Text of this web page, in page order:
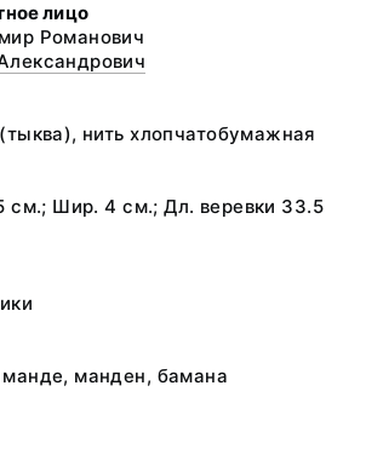
лицо
Романович
нить хлопчатобумажная
см.; Шир. 4 см.; Дл. веревки 33.5
манден, бамана